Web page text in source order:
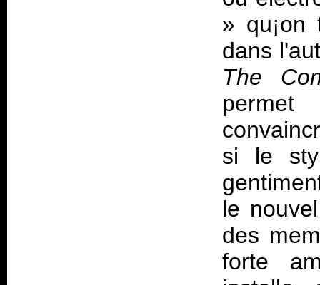
»
dans
The
si le
le
des
forte